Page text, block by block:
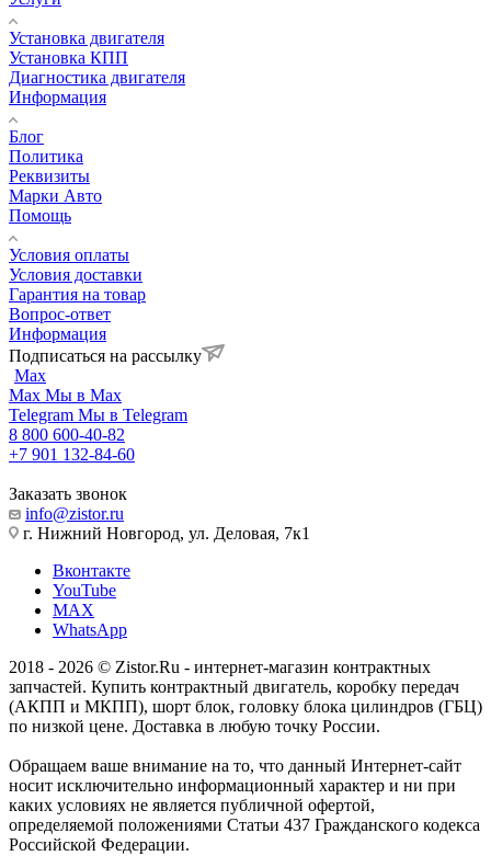
Установка двигателя
Установка КПП
Диагностика двигателя
Информация
Блог
Политика
Реквизиты
Марки Авто
Помощь
Условия оплаты
Условия доставки
Гарантия на товар
Вопрос-ответ
Информация
Подписаться на рассылку
Max
Max Мы в Max
Telegram Мы в Telegram
8 800 600-40-82
+7 901 132-84-60
Заказать звонок
info@zistor.ru
г. Нижний Новгород, ул. Деловая, 7к1
Вконтакте
YouTube
MAX
WhatsApp
2018 - 2026 © Zistor.Ru - интернет-магазин контрактных
запчастей. Купить контрактный двигатель, коробку передач
(АКПП и МКПП), шорт блок, головку блока цилиндров (ГБЦ)
по низкой цене. Доставка в любую точку России.
Обращаем ваше внимание на то, что данный Интернет-сайт
носит исключительно информационный характер и ни при
каких условиях не является публичной офертой,
определяемой положениями Статьи 437 Гражданского кодекса
Российской Федерации.